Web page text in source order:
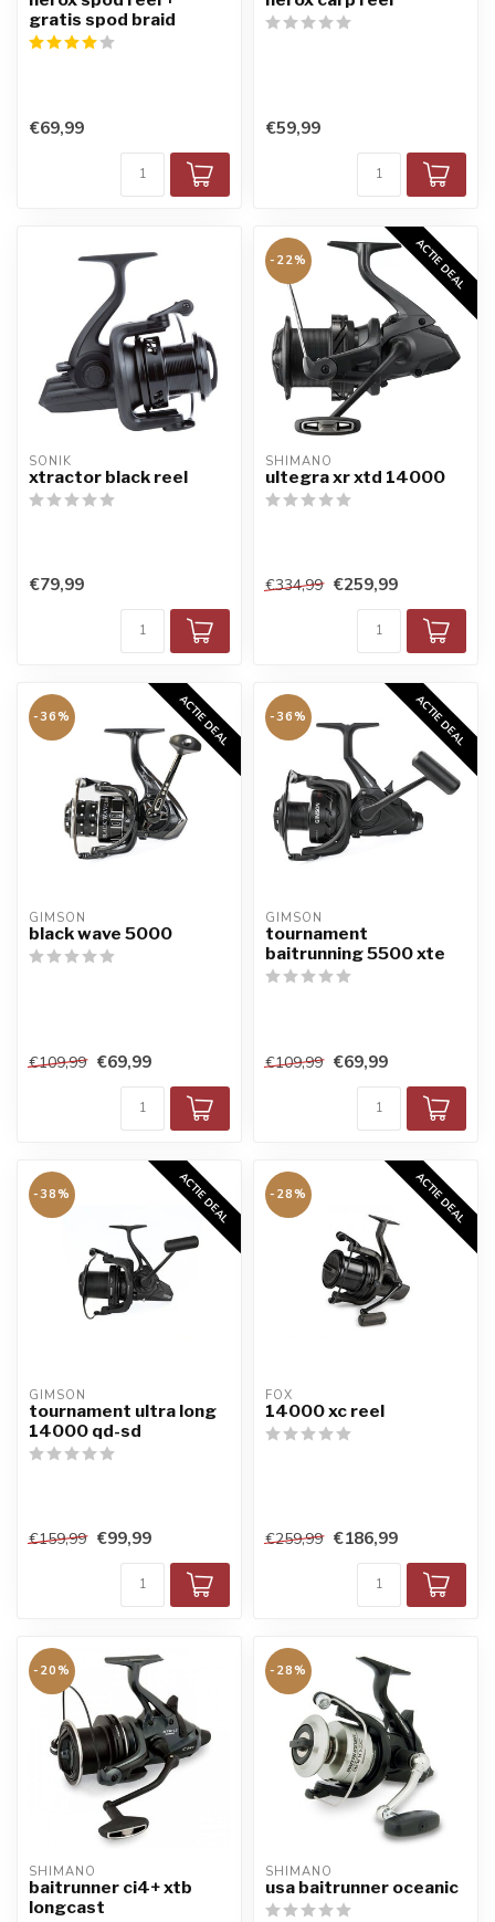
gratis spod braid
€69,99 €59,99
SONIK
xtractor black reel
€79,99
ACTIE DEAL
-22%
SHIMANO
ultegra xr xtd 14000
€334,99 €259,99
ACTIE DEAL
-36%
GIMSON
black wave 5000
€109,99 €69,99
ACTIE DEAL
-36%
GIMSON
tournament
baitrunning 5500 xte
€109,99 €69,99
ACTIE DEAL
-38%
GIMSON
tournament ultra long
14000 qd-sd
€159,99 €99,99
ACTIE DEAL
-28%
FOX
14000 xc reel
€259,99 €186,99
-20%
SHIMANO
baitrunner ci4+ xtb
longcast
-28%
SHIMANO
usa baitrunner oceanic